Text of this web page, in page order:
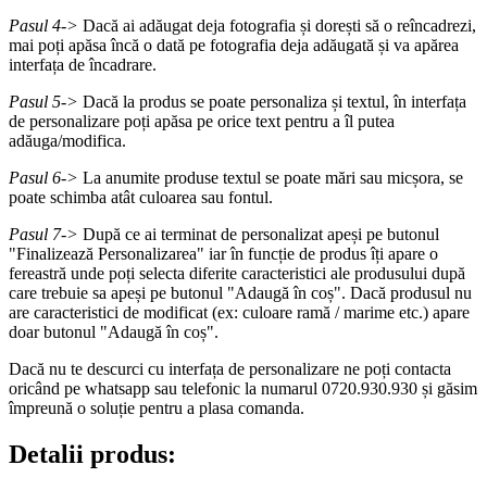
Pasul 4-> Dacă ai adăugat deja fotografia și dorești să o reîncadrezi,
mai poți apăsa încă o dată pe fotografia deja adăugată și va apărea
interfața de încadrare.
Pasul 5-> Dacă la produs se poate personaliza și textul, în interfața
de personalizare poți apăsa pe orice text pentru a îl putea
adăuga/modifica.
Pasul 6-> La anumite produse textul se poate mări sau micșora, se
poate schimba atât culoarea sau fontul.
Pasul 7-> După ce ai terminat de personalizat apeși pe butonul
"Finalizează Personalizarea" iar în funcție de produs îți apare o
fereastră unde poți selecta diferite caracteristici ale produsului după
care trebuie sa apeși pe butonul "Adaugă în coș". Dacă produsul nu
are caracteristici de modificat (ex: culoare ramă / marime etc.) apare
doar butonul "Adaugă în coș".
Dacă nu te descurci cu interfața de personalizare ne poți contacta
oricând pe whatsapp sau telefonic la numarul 0720.930.930 și găsim
împreună o soluție pentru a plasa comanda.
Detalii produs: